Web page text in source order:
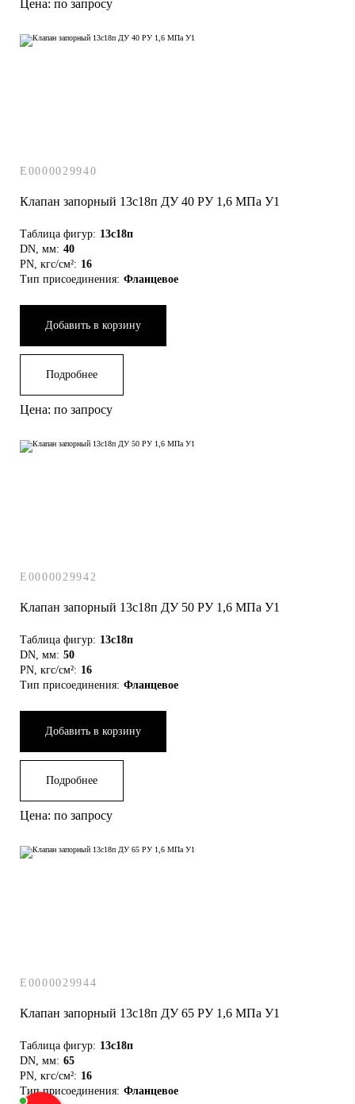
Цена: по запросу
E0000029940
Клапан запорный 13с18п ДУ 40 РУ 1,6 МПа У1
Таблица фигур: 13с18п
DN, мм: 40
PN, кгс/см²: 16
Тип присоединения: Фланцевое
Добавить в корзину
Подробнее
Цена: по запросу
E0000029942
Клапан запорный 13с18п ДУ 50 РУ 1,6 МПа У1
Таблица фигур: 13с18п
DN, мм: 50
PN, кгс/см²: 16
Тип присоединения: Фланцевое
Добавить в корзину
Подробнее
Цена: по запросу
E0000029944
Клапан запорный 13с18п ДУ 65 РУ 1,6 МПа У1
Таблица фигур: 13с18п
DN, мм: 65
PN, кгс/см²: 16
Тип присоединения: Фланцевое
Здравствуйте!
Натальяпечатает...